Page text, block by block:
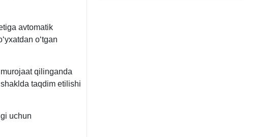
avtomatik
oʻtgan
qilinganda
taqdim etilishi
uchun